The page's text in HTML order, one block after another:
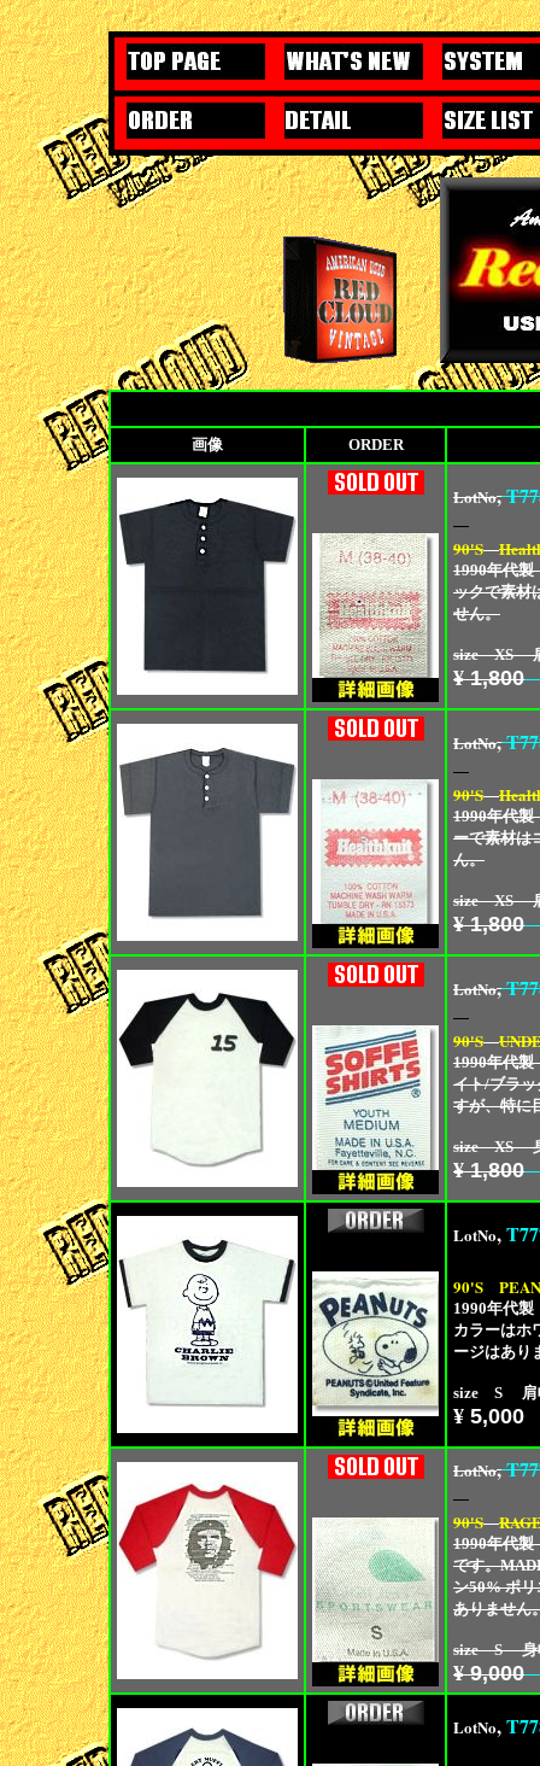
画像 ORDER
LotNo,
90'S
1990年代
ックで素材
せん。
size XS 肩
¥ 1,800
LotNo,
90'S
1990年代
ーで素材は
ん。
size XS 肩
¥ 1,800
LotNo,
90'S
1990年代
イト/ブラ
すが、特に
size XS 身
¥ 1,800
LotNo,
90'S
1990年代
カラーはホ
ージはあり
size S 肩
¥ 5,000
LotNo,
90'S
1990年代
です。
ン50% ポ
ありません
size S 身
¥ 9,000
LotNo,